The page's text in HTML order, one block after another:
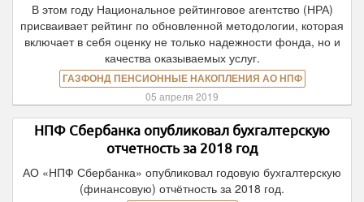
В этом году Национальное рейтинговое агентство (НРА)
присваивает рейтинг по обновленной методологии, которая
включает в себя оценку не только надежности фонда, но и
качества оказываемых услуг.
ГАЗФОНД ПЕНСИОННЫЕ НАКОПЛЕНИЯ АО НПФ
05 апреля 2019
НПФ Сбербанка опубликовал бухгалтерскую
отчетность за 2018 год
АО «НПФ Сбербанка» опубликовал годовую бухгалтерскую
(финансовую) отчётность за 2018 год.